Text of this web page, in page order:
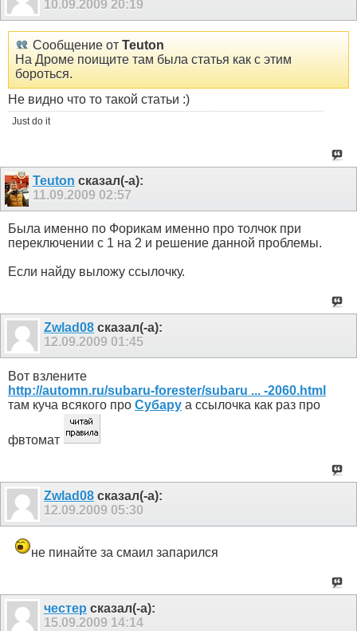
10.09.2009 20:19
Сообщение от Teuton
На Дроме поищите там была статья как с этим
бороться.
Не видно что то такой статьи :)
Just do it
Teuton сказал(-а):
11.09.2009 02:57
Была именно по Форикам именно про толчок при
переключении с 1 на 2 и решение данной проблемы.
Если найду выложу ссылочку.
Zwlad08 сказал(-а):
12.09.2009 01:45
Вот взлените
http://automn.ru/subaru-forester/subaru ... -2060.html
там куча всякого про Субару а ссылочка как раз про
фвтомат
Zwlad08 сказал(-а):
12.09.2009 05:30
не пинайте за смаил запарился
честер сказал(-а):
15.09.2009 14:14